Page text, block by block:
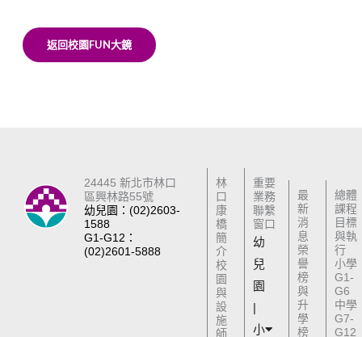
返回校園FUN大鏡
24445 新北市林口
區興林路55號
幼兒園：(02)2603-
1588
G1-G12：
(02)2601-5888
林
口
康
橋
簡
介
校
園
與
設
施
師
重要
業務
聯繫
窗口
幼
兒
園
|
小
最
新
消
息
榮
譽
榜
與
升
學
榜
總體
課程
目標
與執
行
小學
G1-
G6
中學
G7-
G12